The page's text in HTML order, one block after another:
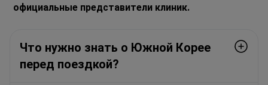
официальные представители клиник.
Что нужно знать о Южной Корее
перед поездкой?